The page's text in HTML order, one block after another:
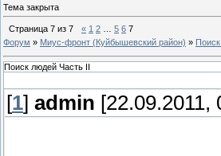
Тема закрыта
Страница 7 из 7 « 1 2 5 6 7
Форум » Миус-фронт (Куйбышевский район) »
Поиск людей Часть II
[1] admin [22.09.2011,